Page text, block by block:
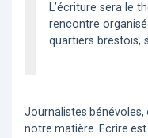
L’écriture sera le
rencontre
quartiers brestois,
Journalistes bénévoles,
notre matière. Ecrire